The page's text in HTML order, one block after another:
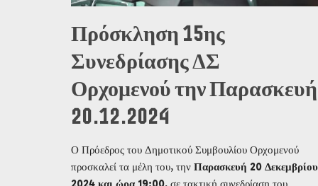
Πρόσκληση 15ης
Συνεδρίασης ΔΣ
Ορχομενού την Παρασκευή
20.12.2024
Ο Πρόεδρος του Δημοτικού Συμβουλίου Ορχομενού
προσκαλεί τα μέλη του, την Παρασκευή 20 Δεκεμβρίου